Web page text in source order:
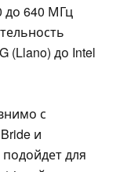
до 640 МГц
(Llano) до Intel
с
и
для